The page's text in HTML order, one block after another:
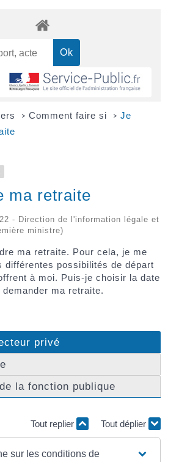
> Comment faire si > Je
ma retraite
- Direction de l'information légale et
ministre)
ma retraite. Pour cela, je me
différentes possibilités de départ
à moi. Puis-je choisir la date
ma retraite.
privé
la fonction publique
Tout replier Tout déplier
sur les conditions de